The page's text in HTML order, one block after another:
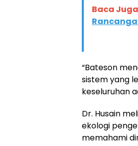
Baca
“Bateson
sistem yang
keseluruhan
Dr. Husain
ekologi
memahami